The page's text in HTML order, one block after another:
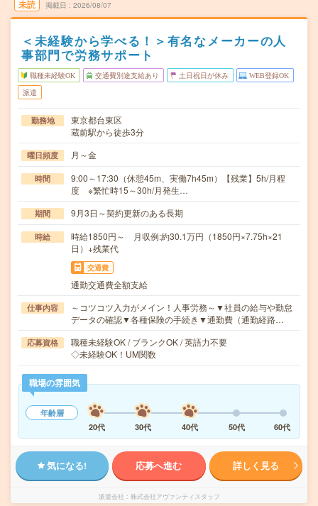
未読 掲載日 2026/08/07
＜未経験から学べる！＞有名なメーカーの人
事部門で労務サポート
職種未経験OK 交通費別途支給あり 土日祝日が休み WEB登録OK
派遣
勤務地
東京都台東区
蔵前駅から徒歩3分
曜日頻度 月～金
時間
9:00～17:30（休憩45m、実働7h45m）【残業】5h/月程
度 ※繁忙時15～30h/月発生…
期間 9月3日～契約更新のある長期
時給
時給1850円～ 月収例:約30.1万円（1850円×7.75h×21
日）+残業代
交通費
通勤交通費全額支給
仕事内容
～コツコツ入力がメイン！人事労務～▼社員の給与や勤怠
データの確認▼各種保険の手続き▼通勤費（通勤経路…
応募資格
職種未経験OK / ブランクOK / 英語力不要
◇未経験OK！UM関数
職場の雰囲気
年齢層
20代
30代 40代 50代 60代
気になる! 応募へ進む 詳しく見る
派遣会社 株式会社アヴァンティスタッフ